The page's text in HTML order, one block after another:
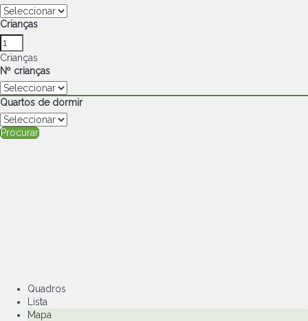
Crianças
Crianças
Nº crianças
Quartos de dormir
Procurar
Quadros
Lista
Mapa